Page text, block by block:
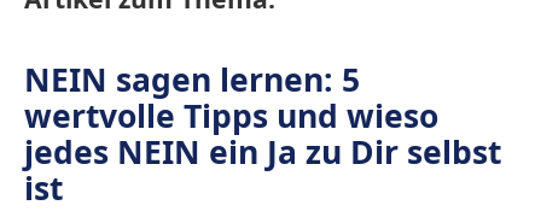
NEIN sagen lernen: 5
wertvolle Tipps und wieso
jedes NEIN ein Ja zu Dir selbst
ist